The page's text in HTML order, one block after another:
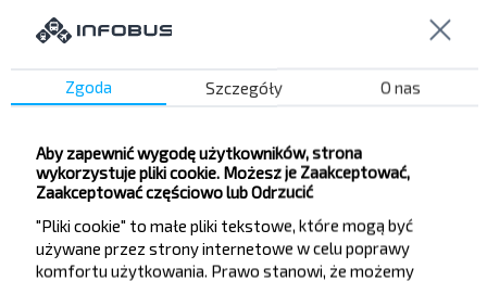
kursy krajowe do Mogilev
Mohylew
Mohylew
Rezerwuj
Zgoda Szczegóły O nas
Aby zapewnić wygodę użytkowników, strona
wykorzystuje pliki cookie. Możesz je Zaakceptować,
Zaakceptować częściowo lub Odrzucić
"Pliki cookie" to małe pliki tekstowe, które mogą być
używane przez strony internetowe w celu poprawy
komfortu użytkowania. Prawo stanowi, że możemy